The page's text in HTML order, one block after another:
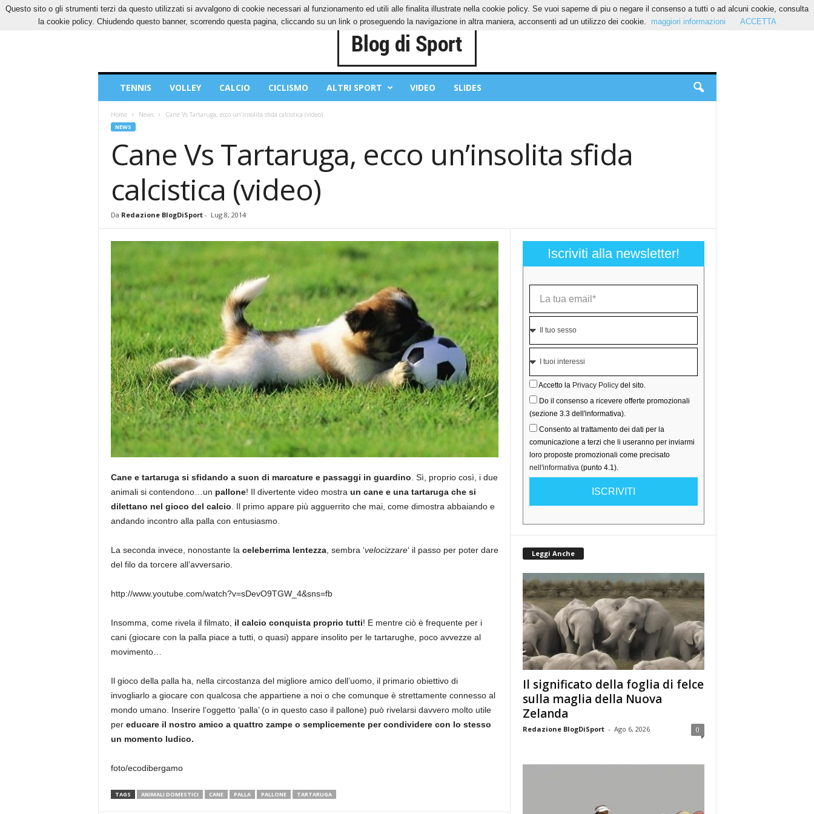
GIOVEDÌ, 6 AGOSTO 2026 CONTATTI COOKIES PRIVACY POLICY
Sport
TENNIS VOLLEY CALCIO CICLISMO ALTRI SPORT VIDEO SLIDES
Home News Cane Vs Tartaruga, ecco un’insolita sfida calcistica (video)
NEWS
Cane Vs Tartaruga, ecco un’insolita sfida
calcistica (video)
Da Redazione BlogDiSport- Lug 8, 2014
Cane e tartaruga si sfidando a suon di marcature e passaggi in guardino . Sì, proprio così, i due
animali si contendono…un pallone! Il divertente video mostra un cane e una tartaruga che si
dilettano nel gioco del calcio . Il primo appare più agguerrito che mai, come dimostra abbaiando e
andando incontro alla palla con entusiasmo.
La seconda invece, nonostante la celeberrima lentezza, sembra ‘velocizzare‘ il passo per poter dare
del filo da torcere all’avversario.
http://www.youtube.com/watch?v=sDevO9TGW_4&sns=fb
Insomma, come rivela il filmato, il calcio conquista proprio tutti! E mentre ciò è frequente per i
cani (giocare con la palla piace a tutti, o quasi) appare insolito per le tartarughe, poco avvezze al
movimento…
Il gioco della palla ha, nella circostanza del migliore amico dell’uomo, il primario obiettivo di
invogliarlo a giocare con qualcosa che appartiene a noi o che comunque è strettamente connesso al
mondo umano. Inserire l’oggetto ‘palla’ (o in questo caso il pallone) può rivelarsi davvero molto utile
per educare il nostro amico a quattro zampe o semplicemente per condividere con lo stesso
un momento ludico.
foto/ecodibergamo
TAGS ANIMALI DOMESTICI CANE PALLA PALLONE TARTARUGA
Iscriviti alla newsletter!
Accetto la Privacy Policydel sito.
Do il consenso a ricevere offerte promozionali
(sezione 3.3 dell'informativa).
Consento al trattamento dei dati per la
comunicazione a terzi che li useranno per inviarmi
loro proposte promozionali come precisato
nell'informativa(punto 4.1).
ISCRIVITI
Leggi Anche
Il significato della foglia di felce
sulla maglia della Nuova
Zelanda
Redazione BlogDiSport - Ago 6, 2026 0
Questo sito o gli strumenti terzi da questo utilizzati si avvalgono di cookie necessari al funzionamento ed utili alle finalita illustrate nella cookie policy. Se vuoi saperne di piu o negare il consenso a tutti o ad alcuni cookie, consulta
la cookie policy. Chiudendo questo banner, scorrendo questa pagina, cliccando su un link o proseguendo la navigazione in altra maniera, acconsenti ad un utilizzo dei cookie.
maggiori informazioni ACCETTA